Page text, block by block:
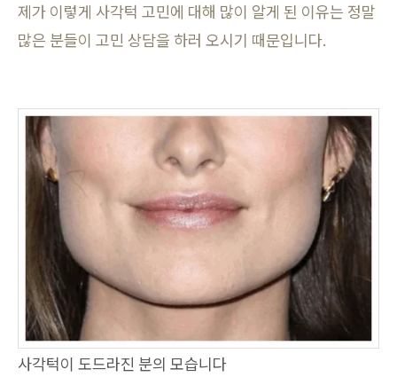
제가 이렇게 사각턱 고민에 대해 많이 알게 된 이유는 정말
많은 분들이 고민 상담을 하러 오시기 때문입니다.
사각턱이 도드라진 분의 모습니다